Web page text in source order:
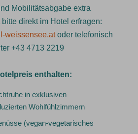
Mobilitätsabgabe extra
direkt im Hotel erfragen:
weissensee.atoder telefonisch
+43 4713 2219
enthalten:
in exklusiven
Wohlfühlzimmern
(vegan-vegetarisches